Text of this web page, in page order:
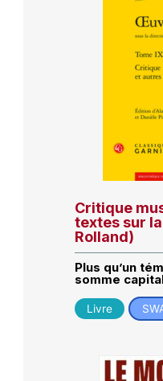
Critique
textes sur
Rolland)
Plus qu’un
somme
Livre